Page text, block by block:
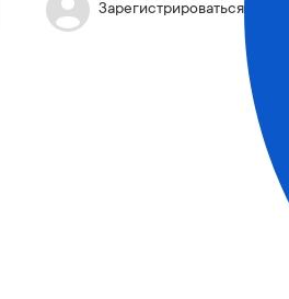
Зарегистрироваться